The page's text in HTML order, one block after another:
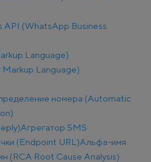
API (WhatsApp Business
Language)
Language)
номера (Automatic
Агрегатор SMS
(Endpoint URL)Альфа-имя
(RCA Root Cause Analysis)